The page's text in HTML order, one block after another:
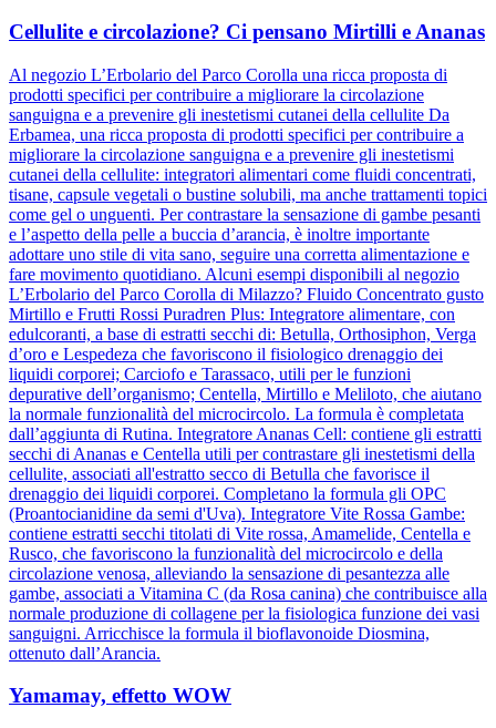
Cellulite e circolazione? Ci pensano Mirtilli e Ananas
Al negozio L’Erbolario del Parco Corolla una ricca proposta di
prodotti specifici per contribuire a migliorare la circolazione
sanguigna e a prevenire gli inestetismi cutanei della cellulite Da
Erbamea, una ricca proposta di prodotti specifici per contribuire a
migliorare la circolazione sanguigna e a prevenire gli inestetismi
cutanei della cellulite: integratori alimentari come fluidi concentrati,
tisane, capsule vegetali o bustine solubili, ma anche trattamenti topici
come gel o unguenti. Per contrastare la sensazione di gambe pesanti
e l’aspetto della pelle a buccia d’arancia, è inoltre importante
adottare uno stile di vita sano, seguire una corretta alimentazione e
fare movimento quotidiano. Alcuni esempi disponibili al negozio
L’Erbolario del Parco Corolla di Milazzo? Fluido Concentrato gusto
Mirtillo e Frutti Rossi Puradren Plus: Integratore alimentare, con
edulcoranti, a base di estratti secchi di: Betulla, Orthosiphon, Verga
d’oro e Lespedeza che favoriscono il fisiologico drenaggio dei
liquidi corporei; Carciofo e Tarassaco, utili per le funzioni
depurative dell’organismo; Centella, Mirtillo e Meliloto, che aiutano
la normale funzionalità del microcircolo. La formula è completata
dall’aggiunta di Rutina. Integratore Ananas Cell: contiene gli estratti
secchi di Ananas e Centella utili per contrastare gli inestetismi della
cellulite, associati all'estratto secco di Betulla che favorisce il
drenaggio dei liquidi corporei. Completano la formula gli OPC
(Proantocianidine da semi d'Uva). Integratore Vite Rossa Gambe:
contiene estratti secchi titolati di Vite rossa, Amamelide, Centella e
Rusco, che favoriscono la funzionalità del microcircolo e della
circolazione venosa, alleviando la sensazione di pesantezza alle
gambe, associati a Vitamina C (da Rosa canina) che contribuisce alla
normale produzione di collagene per la fisiologica funzione dei vasi
sanguigni. Arricchisce la formula il bioflavonoide Diosmina,
ottenuto dall’Arancia.
Yamamay, effetto WOW